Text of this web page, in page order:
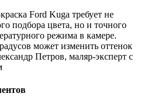
Ford Kuga требует не
подбора цвета, но и точного
режима в камере.
может изменить оттенок
Петров, маляр-эксперт с